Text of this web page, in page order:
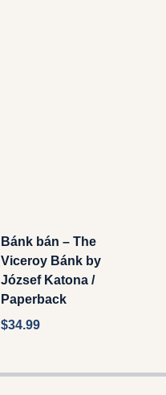
Bánk bán – The
Viceroy Bánk by
József Katona /
Paperback
$34.99